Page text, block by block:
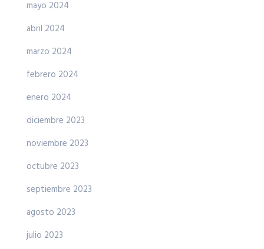
mayo 2024
abril 2024
marzo 2024
febrero 2024
enero 2024
diciembre 2023
noviembre 2023
octubre 2023
septiembre 2023
agosto 2023
julio 2023